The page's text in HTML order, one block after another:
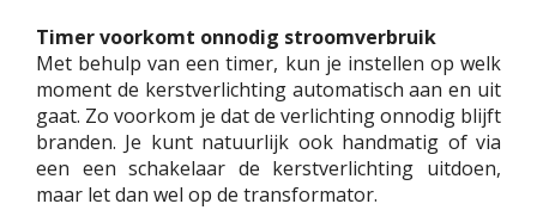
Timer voorkomt onnodig stroomverbruik
Met behulp van een timer, kun je instellen op welk
moment de kerstverlichting automatisch aan en uit
gaat. Zo voorkom je dat de verlichting onnodig blijft
branden. Je kunt natuurlijk ook handmatig of via
een een schakelaar de kerstverlichting uitdoen,
maar let dan wel op de transformator.